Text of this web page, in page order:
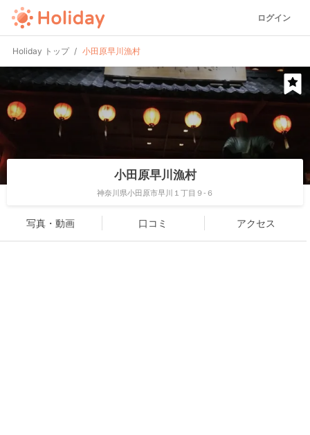
ログイン
Holiday トップ 小田原早川漁村
小田原早川漁村
神奈川県小田原市早川１丁目９-６
写真・動画 口コミ アクセス